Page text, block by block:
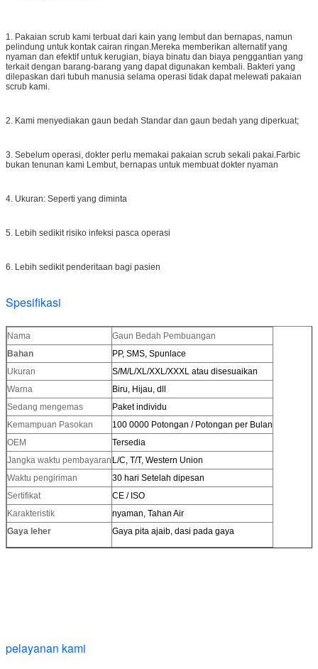
1. Pakaian scrub kami terbuat dari kain yang lembut dan bernapas, namun
pelindung untuk kontak cairan ringan.Mereka memberikan alternatif yang
nyaman dan efektif untuk kerugian, biaya binatu dan biaya penggantian yang
terkait dengan barang-barang yang dapat digunakan kembali. Bakteri yang
dilepaskan dari tubuh manusia selama operasi tidak dapat melewati pakaian
scrub kami.
2. Kami menyediakan gaun bedah Standar dan gaun bedah yang diperkuat;
3. Sebelum operasi, dokter perlu memakai pakaian scrub sekali pakai.Farbic
bukan tenunan kami Lembut, bernapas untuk membuat dokter nyaman
4. Ukuran: Seperti yang diminta
5. Lebih sedikit risiko infeksi pasca operasi
6. Lebih sedikit penderitaan bagi pasien
Spesifikasi
Nama
Gaun Bedah Pembuangan
Bahan
PP, SMS, Spunlace
Ukuran
S/M/L/XL/XXL/XXXL atau disesuaikan
Warna
Biru, Hijau, dll
Sedang mengemas
Paket individu
Kemampuan Pasokan
100 0000 Potongan / Potongan per Bulan
OEM
Tersedia
Jangka waktu pembayaran L/C, T/T, Western Union
Waktu pengiriman
30 hari Setelah dipesan
Sertifikat
CE / ISO
Karakteristik
nyaman, Tahan Air
Gaya leher
Gaya pita ajaib, dasi pada gaya
pelayanan kami